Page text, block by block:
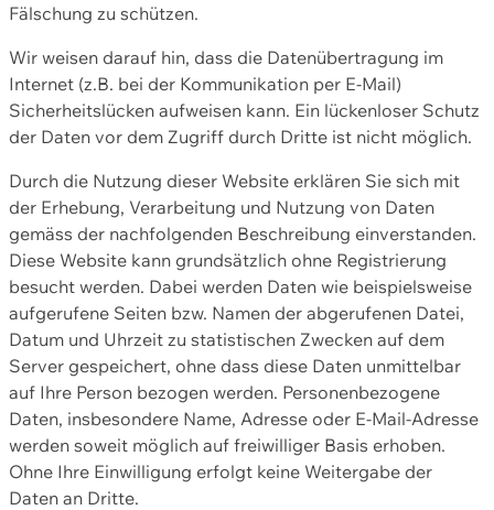
Fälschung zu schützen.
Wir weisen darauf hin, dass die Datenübertragung im
Internet (z.B. bei der Kommunikation per E-Mail)
Sicherheitslücken aufweisen kann. Ein lückenloser Schutz
der Daten vor dem Zugriff durch Dritte ist nicht möglich.
Durch die Nutzung dieser Website erklären Sie sich mit
der Erhebung, Verarbeitung und Nutzung von Daten
gemäss der nachfolgenden Beschreibung einverstanden.
Diese Website kann grundsätzlich ohne Registrierung
besucht werden. Dabei werden Daten wie beispielsweise
aufgerufene Seiten bzw. Namen der abgerufenen Datei,
Datum und Uhrzeit zu statistischen Zwecken auf dem
Server gespeichert, ohne dass diese Daten unmittelbar
auf Ihre Person bezogen werden. Personenbezogene
Daten, insbesondere Name, Adresse oder E-Mail-Adresse
werden soweit möglich auf freiwilliger Basis erhoben.
Ohne Ihre Einwilligung erfolgt keine Weitergabe der
Daten an Dritte.